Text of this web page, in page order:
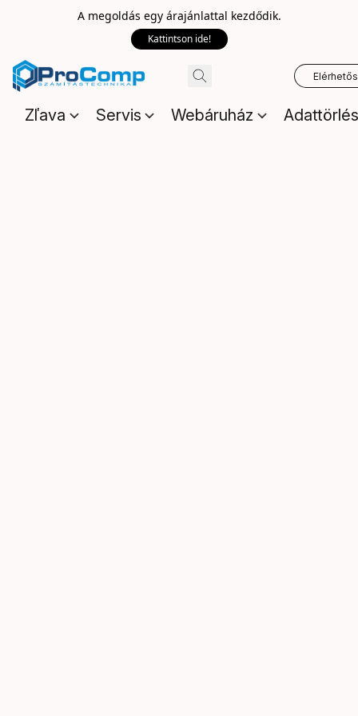
A megoldás egy árajánlattal kezdődik.
Kattintson ide!
Zľava Servis Webáruház